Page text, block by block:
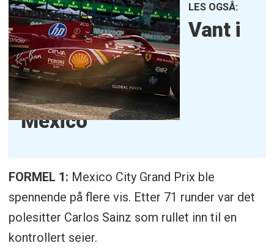
LES OGSÅ:
Vant i
Mexico
FORMEL 1: Mexico City Grand Prix ble
spennende på flere vis. Etter 71 runder var det
polesitter Carlos Sainz som rullet inn til en
kontrollert seier.